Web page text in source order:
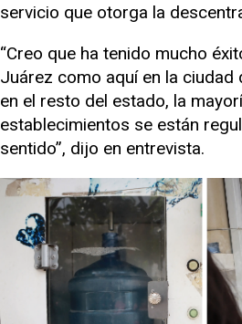
servicio que otorga la
“Creo que ha tenido mucho
Juárez como aquí en la ciudad
en el resto del estado, la
establecimientos se están
sentido”, dijo en entrevista.